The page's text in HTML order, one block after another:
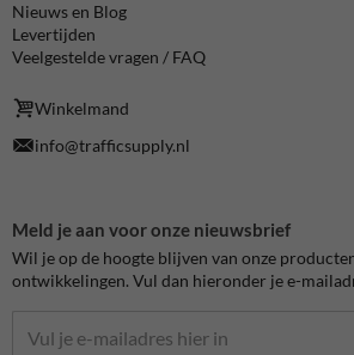
Nieuws en Blog
Levertijden
Veelgestelde vragen / FAQ
Winkelmand
info@trafficsupply.nl
Meld je aan voor onze nieuwsbrief
Wil je op de hoogte blijven van onze
ontwikkelingen. Vul dan hieronder je e-